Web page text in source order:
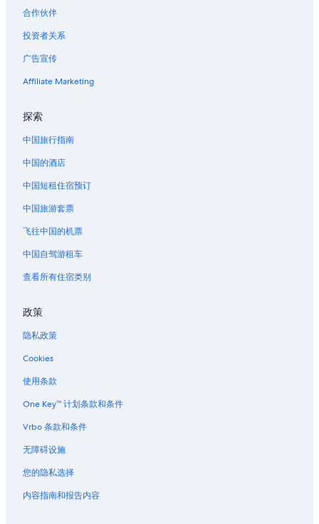
合作伙伴
投资者关系
广告宣传
Affiliate Marketing
探索
中国旅行指南
中国的酒店
中国短租住宿预订
中国旅游套票
飞往中国的机票
中国自驾游租车
查看所有住宿类别
政策
隐私政策
Cookies
使用条款
One Key™ 计划条款和条件
Vrbo 条款和条件
无障碍设施
您的隐私选择
内容指南和报告内容